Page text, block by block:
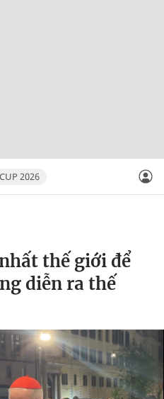
2026
thế giới để
diễn ra thế